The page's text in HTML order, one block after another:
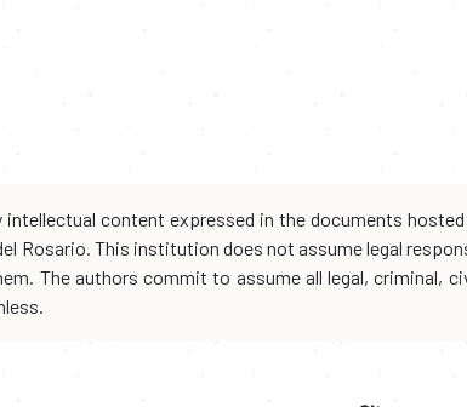
intellectual content expressed in the documents
Rosario. This institution does not assume legal
The authors commit to assume all legal,